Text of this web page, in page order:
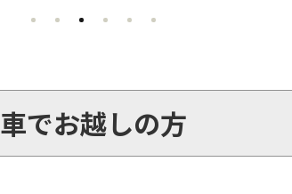
車でお越しの方